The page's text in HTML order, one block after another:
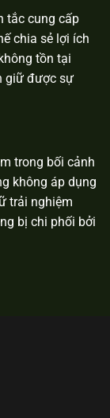
tắc cung cấp
chia sẻ lợi ích
tồn tại
giữ được sự
trong bối cảnh
không áp dụng
trải nghiệm
bị chi phối bởi